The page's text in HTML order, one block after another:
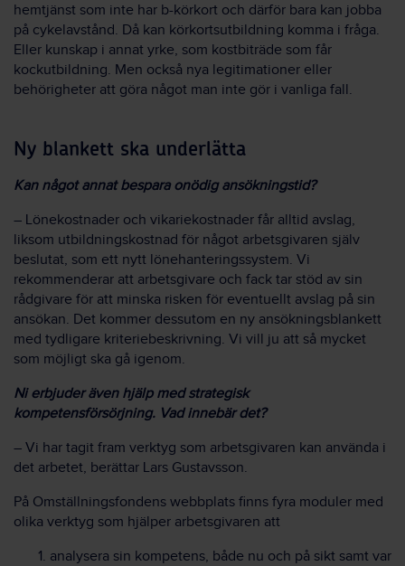
hemtjänst som inte har b-körkort och därför bara kan jobba
på cykelavstånd. Då kan körkortsutbildning komma i fråga.
Eller kunskap i annat yrke, som kostbiträde som får
kockutbildning. Men också nya legitimationer eller
behörigheter att göra något man inte gör i vanliga fall.
Ny blankett ska underlätta
Kan något annat bespara onödig ansökningstid?
– Lönekostnader och vikariekostnader får alltid avslag,
liksom utbildningskostnad för något arbetsgivaren själv
beslutat, som ett nytt lönehanteringssystem. Vi
rekommenderar att arbetsgivare och fack tar stöd av sin
rådgivare för att minska risken för eventuellt avslag på sin
ansökan. Det kommer dessutom en ny ansökningsblankett
med tydligare kriteriebeskrivning. Vi vill ju att så mycket
som möjligt ska gå igenom.
Ni erbjuder även hjälp med strategisk
kompetensförsörjning. Vad innebär det?
– Vi har tagit fram verktyg som arbetsgivaren kan använda i
det arbetet, berättar Lars Gustavsson.
På Omställningsfondens webbplats finns fyra moduler med
olika verktyg som hjälper arbetsgivaren att
analysera sin kompetens, både nu och på sikt samt var